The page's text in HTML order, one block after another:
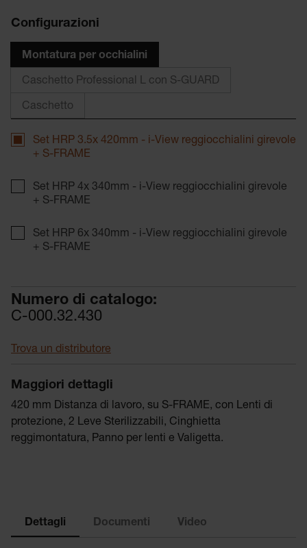
Configurazioni
Montatura per occhialini
Caschetto Professional L con S-GUARD
Caschetto
Set HRP 3.5x 420mm - i-View reggiocchialini girevole
+ S-FRAME
Set HRP 4x 340mm - i-View reggiocchialini girevole
+ S-FRAME
Set HRP 6x 340mm - i-View reggiocchialini girevole
+ S-FRAME
Numero di catalogo:
C-000.32.430
Trova un distributore
Maggiori dettagli
420 mm Distanza di lavoro, su S-FRAME, con Lenti di
protezione, 2 Leve Sterilizzabili, Cinghietta
reggimontatura, Panno per lenti e Valigetta.
Dettagli Documenti Video